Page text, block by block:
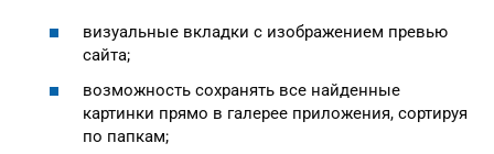
визуальные вкладки с изображением превью
сайта;
возможность сохранять все найденные
картинки прямо в галерее приложения, сортируя
по папкам;